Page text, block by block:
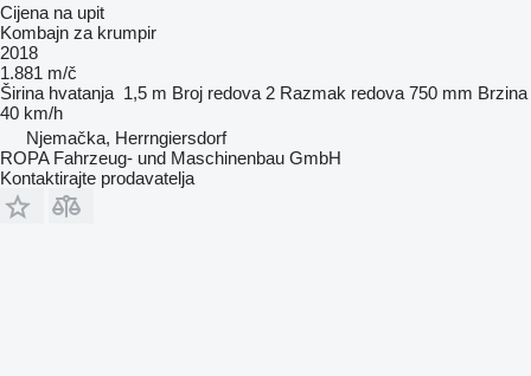
Cijena na upit
Kombajn za krumpir
2018
1.881 m/č
Širina hvatanja 1,5 m Broj redova 2 Razmak redova 750 mm Brzina
40 km/h
Njemačka, Herrngiersdorf
ROPA Fahrzeug- und Maschinenbau GmbH
Kontaktirajte prodavatelja